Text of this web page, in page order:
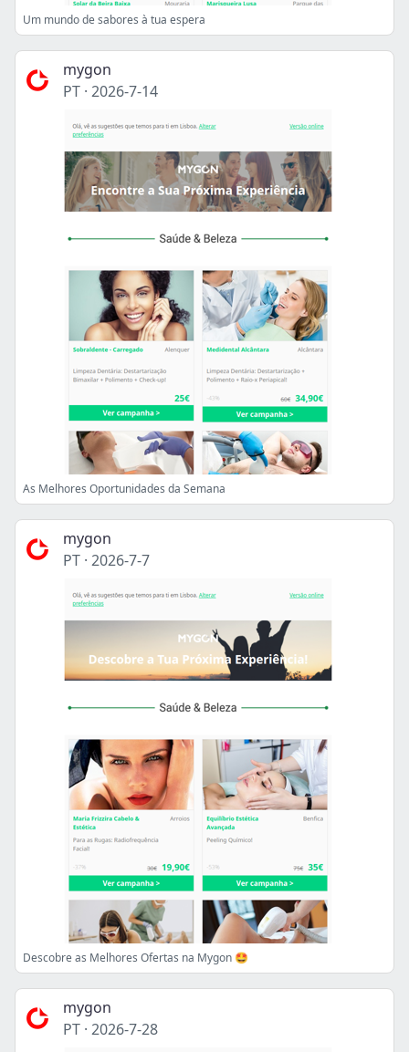
Um mundo de sabores à tua espera
mygon
PT · 2026-7-14
As Melhores Oportunidades da Semana
mygon
PT · 2026-7-7
Descobre as Melhores Ofertas na Mygon 🤩
mygon
PT · 2026-7-28